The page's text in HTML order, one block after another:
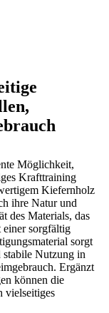
Möglichkeit,
Krafttraining
Kiefernholz
ihre Natur und
des Materials, das
einer sorgfältig
sorgt
stabile Nutzung in
Ergänzt
können die
vielseitiges